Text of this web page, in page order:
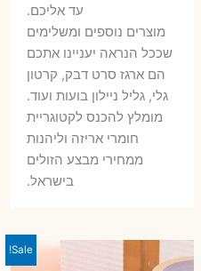
עד אליכם.
מוצרים נוספים ומשלימים
שככל הנראה יעניינו אתכם
הם ארגז סרט דבק, קרטון
גלי, גליל ניילון בועות ועוד.
מומלץ להכנס לקטוגריית
חומרי אריזה וליהנות
ממחירי מבצע הזולים
בישראל.
Sale!